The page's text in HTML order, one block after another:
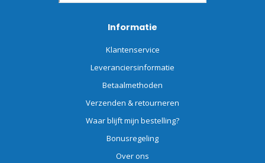
Informatie
Klantenservice
Leveranciersinformatie
Betaalmethoden
Verzenden & retourneren
Waar blijft mijn bestelling?
Bonusregeling
Over ons